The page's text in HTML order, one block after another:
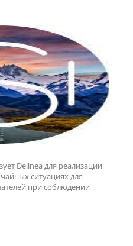
Delinea для реализации
ситуациях для
при соблюдении